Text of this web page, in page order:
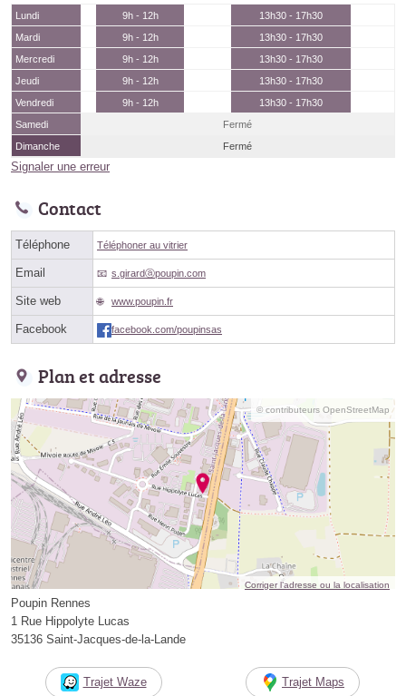
Lundi 9h - 12h
13h30 - 17h30
Mardi
9h - 12h
13h30 - 17h30
Mercredi
9h - 12h
13h30 - 17h30
Jeudi
9h - 12h
13h30 - 17h30
Vendredi
9h - 12h
13h30 - 17h30
Samedi
Fermé
Dimanche
Fermé
Signaler une erreur
Contact
Téléphone Téléphoner au vitrier
Email s.girardⓐpoupin.com
Site web www.poupin.fr
Facebook facebook.com/poupinsas
Plan et adresse
© contributeurs OpenStreetMap
Corriger l’adresse ou la localisation
Poupin Rennes
1 Rue Hippolyte Lucas
35136 Saint-Jacques-de-la-Lande
Trajet Waze Trajet Maps